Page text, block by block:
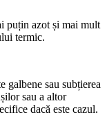
puțin azot și mai mult
termic.
galbene sau subțierea
sau a altor
dacă este cazul.